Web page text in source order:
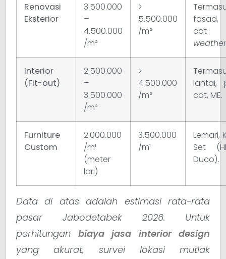
Renovasi
Eksterior
3.500.000
–
4.500.000
/m²
>
5.500.000
/m²
cat
Interior
(Fit-out)
2.500.000
–
3.500.000
/m²
>
4.500.000
/m²
lantai,
cat, ME.
Furniture
Custom
2.000.000
/m¹
(meter
lari)
3.500.000
/m¹
Lemari,
Set
Duco).
Data di atas adalah estimasi rata-rata
pasar Jabodetabek 2026. Untuk
perhitungan biaya jasa interior design
yang akurat, survei lokasi mutlak